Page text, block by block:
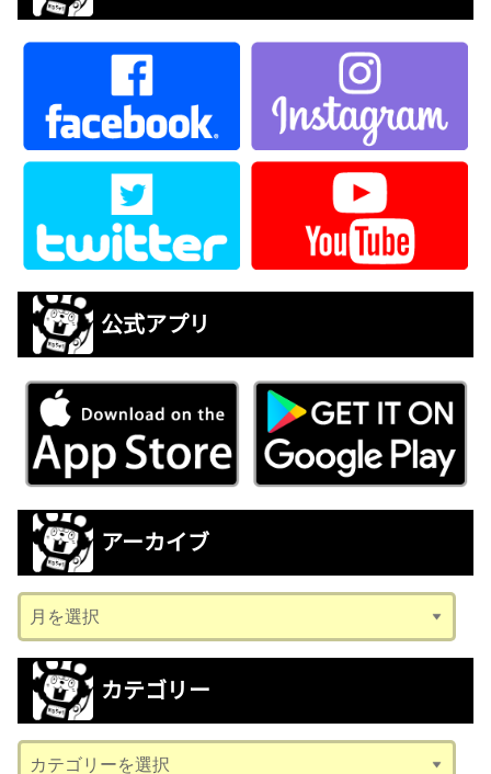
公式アプリ
アーカイブ
ー
カ
ブ
カテゴリー